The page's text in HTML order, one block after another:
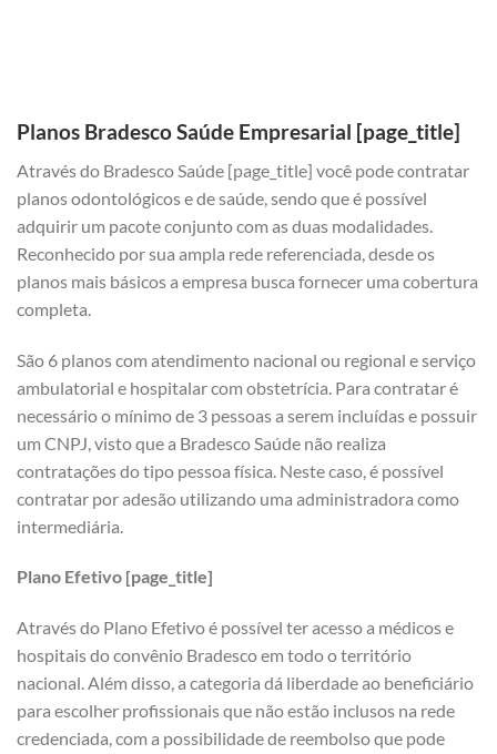
Planos Bradesco Saúde Empresarial [page_title]
Através do Bradesco Saúde [page_title] você pode contratar
planos odontológicos e de saúde, sendo que é possível
adquirir um pacote conjunto com as duas modalidades.
Reconhecido por sua ampla rede referenciada, desde os
planos mais básicos a empresa busca fornecer uma cobertura
completa.
São 6 planos com atendimento nacional ou regional e serviço
ambulatorial e hospitalar com obstetrícia. Para contratar é
necessário o mínimo de 3 pessoas a serem incluídas e possuir
um CNPJ, visto que a Bradesco Saúde não realiza
contratações do tipo pessoa física. Neste caso, é possível
contratar por adesão utilizando uma administradora como
intermediária.
Plano Efetivo [page_title]
Através do Plano Efetivo é possível ter acesso a médicos e
hospitais do convênio Bradesco em todo o território
nacional. Além disso, a categoria dá liberdade ao beneficiário
para escolher profissionais que não estão inclusos na rede
credenciada, com a possibilidade de reembolso que pode